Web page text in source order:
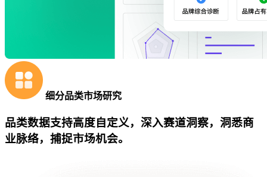
细分品类市场研究
品类数据支持高度自定义，深入赛道洞察，洞悉商
业脉络，捕捉市场机会。